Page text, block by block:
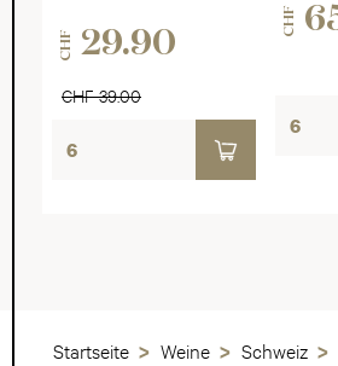
CHF 29.90
CHF 39.00
CHF
Startseite Weine Schweiz